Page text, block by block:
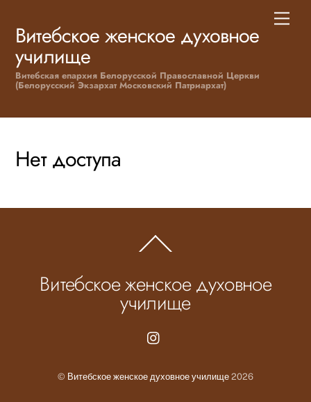
content
Витебское женское духовное
училище
Витебская епархия Белорусской Православной Церкви
(Белорусский Экзархат Московский Патриархат)
Нет доступа
To
Витебское женское духовное
училище
© Витебское женское духовное училище 2026